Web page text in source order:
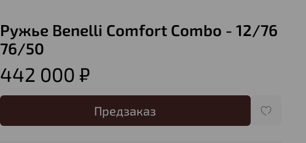
Ружье Benelli Comfort Combo - 12/76
76/50
442 000 ₽
Предзаказ